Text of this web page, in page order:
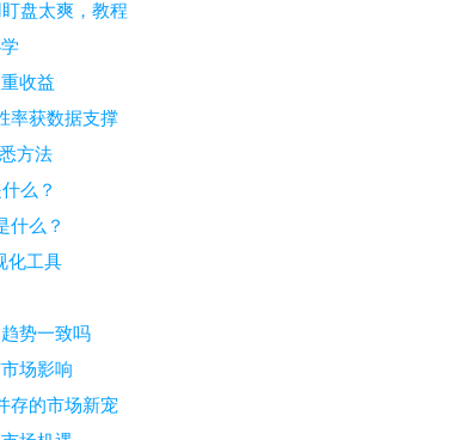
盘太爽，教程
收益
率获数据支撑
方法
么？
什么？
化工具
势一致吗
场影响
存的市场新宠